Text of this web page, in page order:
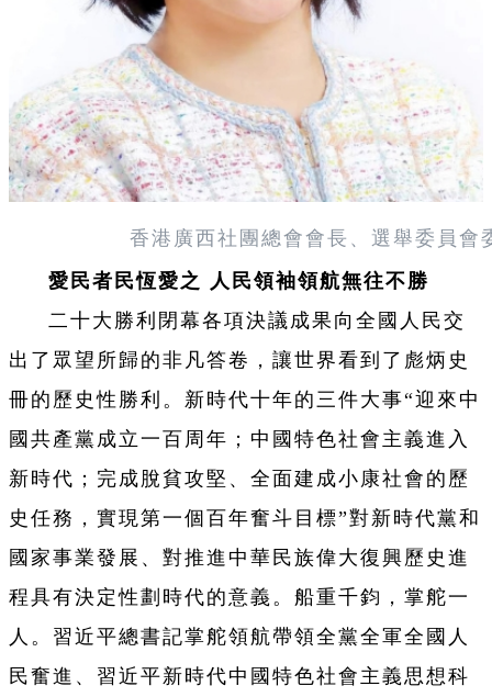
香港廣西社團總會會長、選舉委員會
愛民者民恆愛之 人民領袖領航無往不勝
二十大勝利閉幕各項決議成果向全國人民交
出了眾望所歸的非凡答卷，讓世界看到了彪炳史
冊的歷史性勝利。新時代十年的三件大事“迎來中
國共產黨成立一百周年；中國特色社會主義進入
新時代；完成脫貧攻堅、全面建成小康社會的歷
史任務，實現第一個百年奮斗目標”對新時代黨和
國家事業發展、對推進中華民族偉大復興歷史進
程具有決定性劃時代的意義。船重千鈞，掌舵一
人。習近平總書記掌舵領航帶領全黨全軍全國人
民奮進、習近平新時代中國特色社會主義思想科